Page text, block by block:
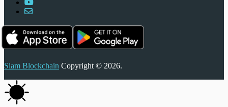
Siam Blockchain Copyright © 2026.